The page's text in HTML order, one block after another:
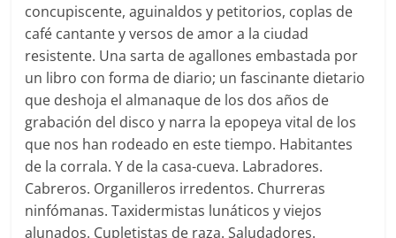
concupiscente, aguinaldos y petitorios, coplas de
café cantante y versos de amor a la ciudad
resistente. Una sarta de agallones embastada por
un libro con forma de diario; un fascinante dietario
que deshoja el almanaque de los dos años de
grabación del disco y narra la epopeya vital de los
que nos han rodeado en este tiempo. Habitantes
de la corrala. Y de la casa-cueva. Labradores.
Cabreros. Organilleros irredentos. Churreras
ninfómanas. Taxidermistas lunáticos y viejos
alunados. Cupletistas de raza. Saludadores.